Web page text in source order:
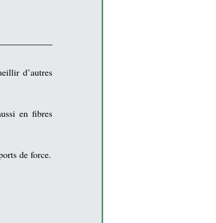
d’autres
en fibres
de force.